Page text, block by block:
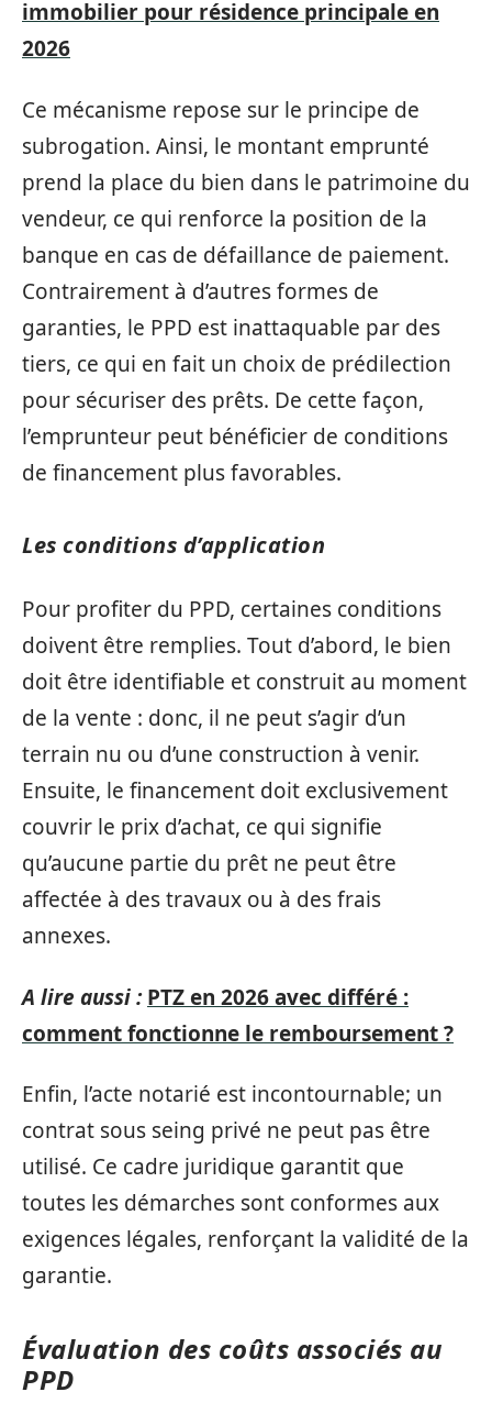
immobilier pour résidence principale en
2026
Ce mécanisme repose sur le principe de
subrogation. Ainsi, le montant emprunté
prend la place du bien dans le patrimoine du
vendeur, ce qui renforce la position de la
banque en cas de défaillance de paiement.
Contrairement à d’autres formes de
garanties, le PPD est inattaquable par des
tiers, ce qui en fait un choix de prédilection
pour sécuriser des prêts. De cette façon,
l’emprunteur peut bénéficier de conditions
de financement plus favorables.
Les conditions d’application
Pour profiter du PPD, certaines conditions
doivent être remplies. Tout d’abord, le bien
doit être identifiable et construit au moment
de la vente : donc, il ne peut s’agir d’un
terrain nu ou d’une construction à venir.
Ensuite, le financement doit exclusivement
couvrir le prix d’achat, ce qui signifie
qu’aucune partie du prêt ne peut être
affectée à des travaux ou à des frais
annexes.
A lire aussi : PTZ en 2026 avec différé :
comment fonctionne le remboursement ?
Enfin, l’acte notarié est incontournable; un
contrat sous seing privé ne peut pas être
utilisé. Ce cadre juridique garantit que
toutes les démarches sont conformes aux
exigences légales, renforçant la validité de la
garantie.
Évaluation des coûts associés au
PPD